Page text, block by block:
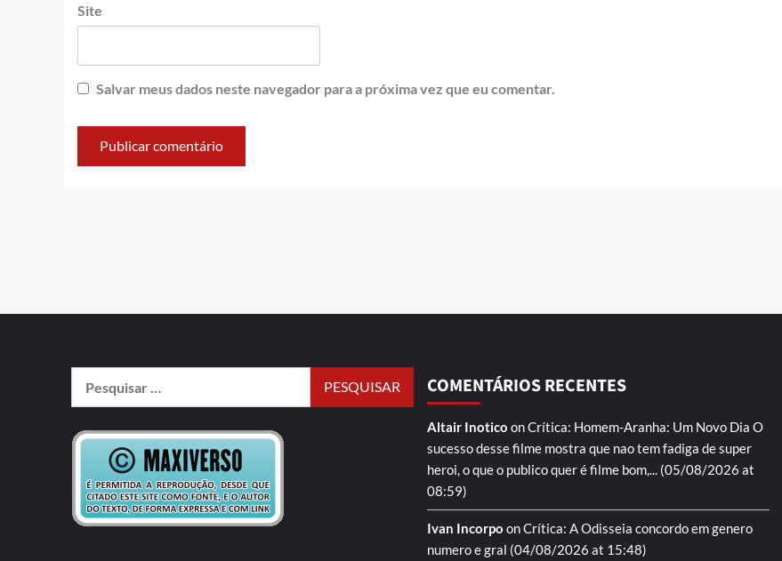
Site
Salvar meus dados neste navegador para a próxima vez que eu comentar.
COMENTÁRIOS RECENTES
Altair Inotico onCrítica: Homem-Aranha: Um Novo Dia O
sucesso desse filme mostra que nao tem fadiga de super
heroi, o que o publico quer é filme bom,... (05/08/2026 at
08:59)
Ivan Incorpo onCrítica: A Odisseia concordo em genero
numero e gral (04/08/2026 at 15:48)